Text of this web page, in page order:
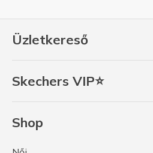
Üzletkereső
Skechers VIP⭐
Shop